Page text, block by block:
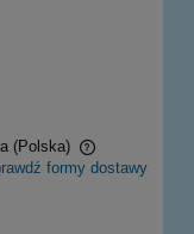
(Polska)
płatnościformy dostawy